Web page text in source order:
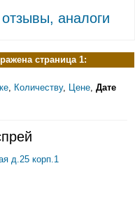
аналоги
страница 1:
Количеству, Цене Дате
д.25 корп.1